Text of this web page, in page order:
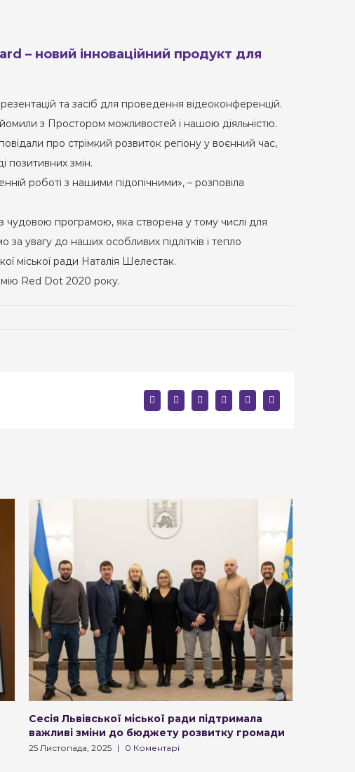
– новий інноваційний продукт для
та засіб для проведення відеоконференцій.
з Простором можливостей і нашою діяльністю.
про стрімкий розвиток регіону у воєнний час,
позитивних змін.
роботі з нашими підопічними», – розповіла
чудовою програмою, яка створена у тому числі для
увагу до наших особливих підлітків і тепло
міської ради Наталія Шелестак.
Red Dot 2020 року.
facebooktwitter linkedin reddit whatsapp
mail:
Сесія Львівської міської ради підтримала
важливі зміни до бюджету розвитку громади
25 Листопада, 2025 | 0 Коментарі